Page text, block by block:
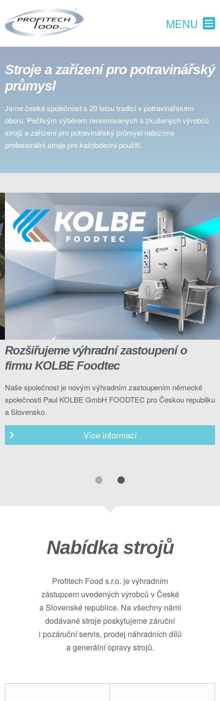
Stroje a zařízení pro potravinářský
průmysl
Jsme česká společnost s 20 letou tradicí v potravinářském
oboru. Pečlivým výběrem renomovaných a zkušených výrobců
strojů a zařízení pro potravinářský průmysl nabízíme
profesionální stroje pro každodenní použití.
Rozšiřujeme výhradní zastoupení o
firmu KOLBE Foodtec
Naše společnost je novým výhradním zastoupením německé
společnosti Paul KOLBE GmbH FOODTEC pro Českou republiku
a Slovensko.
Více informací
Nabídka strojů
Profitech Food s.r.o. je výhradním
zástupcem uvedených výrobců v České
a Slovenské republice. Na všechny námi
dodávané stroje poskytujeme záruční
i pozáruční servis, prodej náhradních dílů
a generální opravy strojů.
MENU